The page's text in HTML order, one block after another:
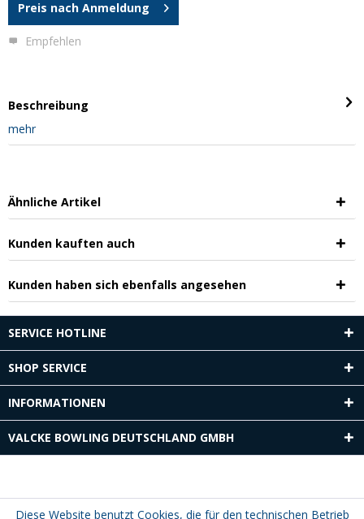
Preis nach Anmeldung
Empfehlen
Beschreibung
mehr
Ähnliche Artikel
Kunden kauften auch
Kunden haben sich ebenfalls angesehen
SERVICE HOTLINE
SHOP SERVICE
INFORMATIONEN
VALCKE BOWLING DEUTSCHLAND GMBH
Diese Website benutzt Cookies, die für den technischen Betrieb